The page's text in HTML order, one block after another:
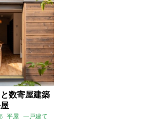
数寄屋建築
平屋 一戸建て